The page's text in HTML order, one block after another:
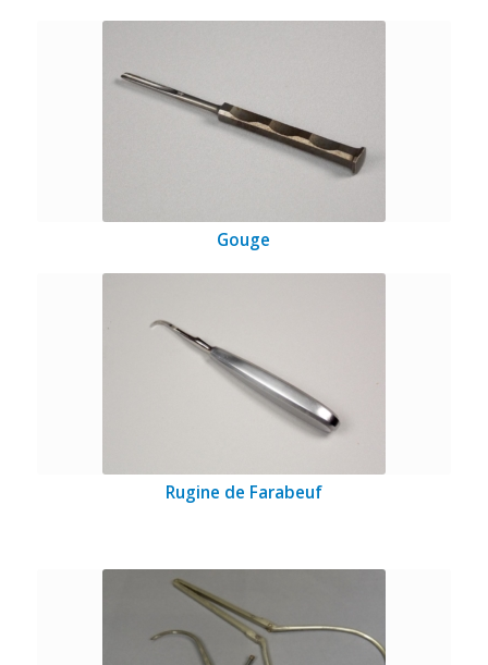
Gouge
Rugine de Farabeuf